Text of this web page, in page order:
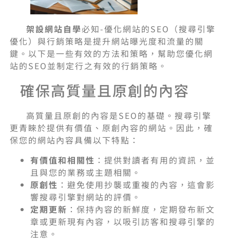
架設網站自學必知-優化網站的SEO（搜尋引擎
優化）與行銷策略是提升網站曝光度和流量的關
鍵。以下是一些有效的方法和策略，幫助您優化網
站的SEO並制定行之有效的行銷策略。
確保高質量且原創的內容
高質量且原創的內容是SEO的基礎。搜尋引擎
更青睞於提供有價值、原創內容的網站。因此，確
保您的網站內容具備以下特點：
有價值和相關性 ：提供對讀者有用的資訊，並
且與您的業務或主題相關。
原創性 ：避免使用抄襲或重複的內容，這會影
響搜尋引擎對網站的評價。
定期更新 ：保持內容的新鮮度，定期發布新文
章或更新現有內容，以吸引訪客和搜尋引擎的
注意。